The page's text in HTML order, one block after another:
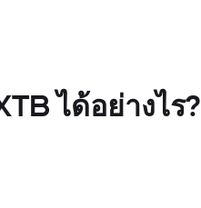
ได้อย่างไร?